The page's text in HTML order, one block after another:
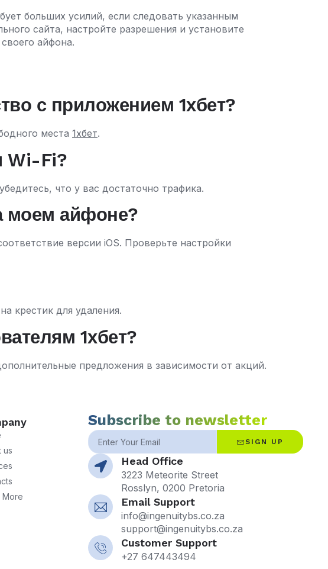
больших усилий, если следовать указанным
сайта, настройте разрешения и установите
айфона.
с приложением 1хбет?
места 1хбет.
Wi-Fi?
что у вас достаточно трафика.
моем айфоне?
версии iOS. Проверьте настройки
крестик для удаления.
1хбет?
предложения в зависимости от акций.
us
More
Subscribe to newsletter
SIGN UP
Head Office
3223 Meteorite Street
Rosslyn, 0200 Pretoria
Email Support
info@ingenuitybs.co.za
support@ingenuitybs.co.za
Customer Support
+27 647443494